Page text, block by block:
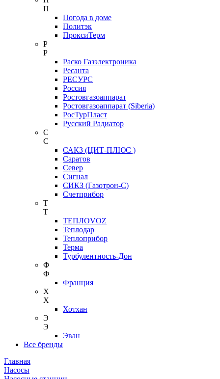
П
Погода в доме
Политэк
ПроксиТерм
Р
Р
Раско Газэлектроника
Ресанта
РЕСУРС
Россия
Ростовгазоаппарат
Ростовгазоаппарат (Siberia)
РосТурПласт
Русский Радиатор
С
С
САКЗ (ЦИТ-ПЛЮС )
Саратов
Север
Сигнал
СИКЗ (Газотрон-С)
Счетприбор
Т
Т
ТЕПЛОVOZ
Теплодар
Теплоприбор
Терма
Турбулентность-Дон
Ф
Ф
Франция
Х
Х
Хотхан
Э
Э
Эван
Все бренды
Главная
Насосы